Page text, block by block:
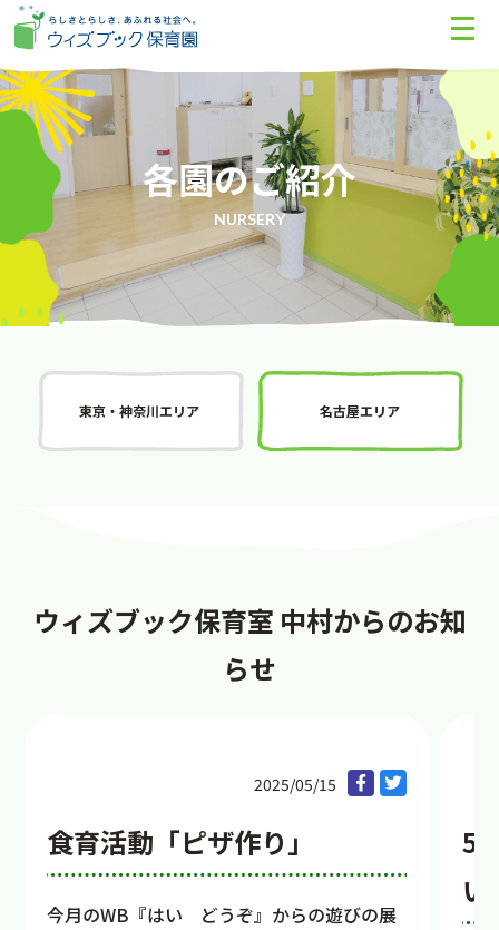
各園のご紹介
NURSERY
東京・神奈川エリア 名古屋エリア
ウィズブック保育室 中村からのお知
らせ
2025/05/15
食育活動「ピザ作り」
今月のWB『はい どうぞ』からの遊びの展
5